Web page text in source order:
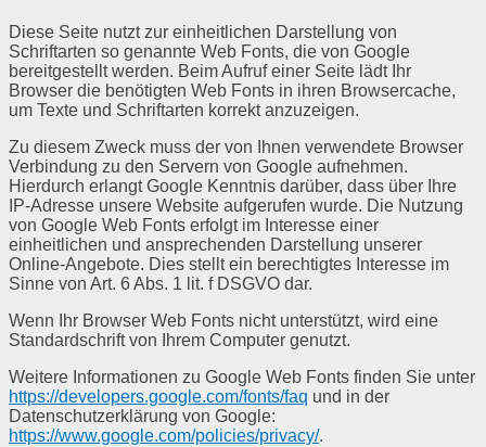
Diese Seite nutzt zur einheitlichen Darstellung von
Schriftarten so genannte Web Fonts, die von Google
bereitgestellt werden. Beim Aufruf einer Seite lädt Ihr
Browser die benötigten Web Fonts in ihren Browsercache,
um Texte und Schriftarten korrekt anzuzeigen.
Zu diesem Zweck muss der von Ihnen verwendete Browser
Verbindung zu den Servern von Google aufnehmen.
Hierdurch erlangt Google Kenntnis darüber, dass über Ihre
IP-Adresse unsere Website aufgerufen wurde. Die Nutzung
von Google Web Fonts erfolgt im Interesse einer
einheitlichen und ansprechenden Darstellung unserer
Online-Angebote. Dies stellt ein berechtigtes Interesse im
Sinne von Art. 6 Abs. 1 lit. f DSGVO dar.
Wenn Ihr Browser Web Fonts nicht unterstützt, wird eine
Standardschrift von Ihrem Computer genutzt.
Weitere Informationen zu Google Web Fonts finden Sie unter
https://developers.google.com/fonts/faq und in der
Datenschutzerklärung von Google:
https://www.google.com/policies/privacy/.